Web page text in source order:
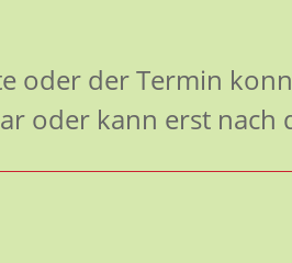
oder der Termin
oder kann erst nach